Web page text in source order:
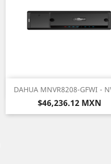
DAHUA MNVR8208-GFWI -
Precio
$46,236.12 MXN
Vista rápida